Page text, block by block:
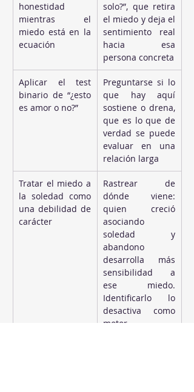
honestidad
mientras el
miedo está en la
ecuación
solo?”, que retira
el miedo y deja el
sentimiento real
hacia esa
persona concreta
Aplicar el test
binario de “¿esto
es amor o no?”
Preguntarse si lo
que hay aquí
sostiene o drena,
que es lo que de
verdad se puede
evaluar en una
relación larga
Tratar el miedo a
la soledad como
una debilidad de
carácter
Rastrear de
dónde viene:
quien creció
asociando
soledad y
abandono
desarrolla más
sensibilidad a
ese miedo.
Identificarlo lo
desactiva como
motor